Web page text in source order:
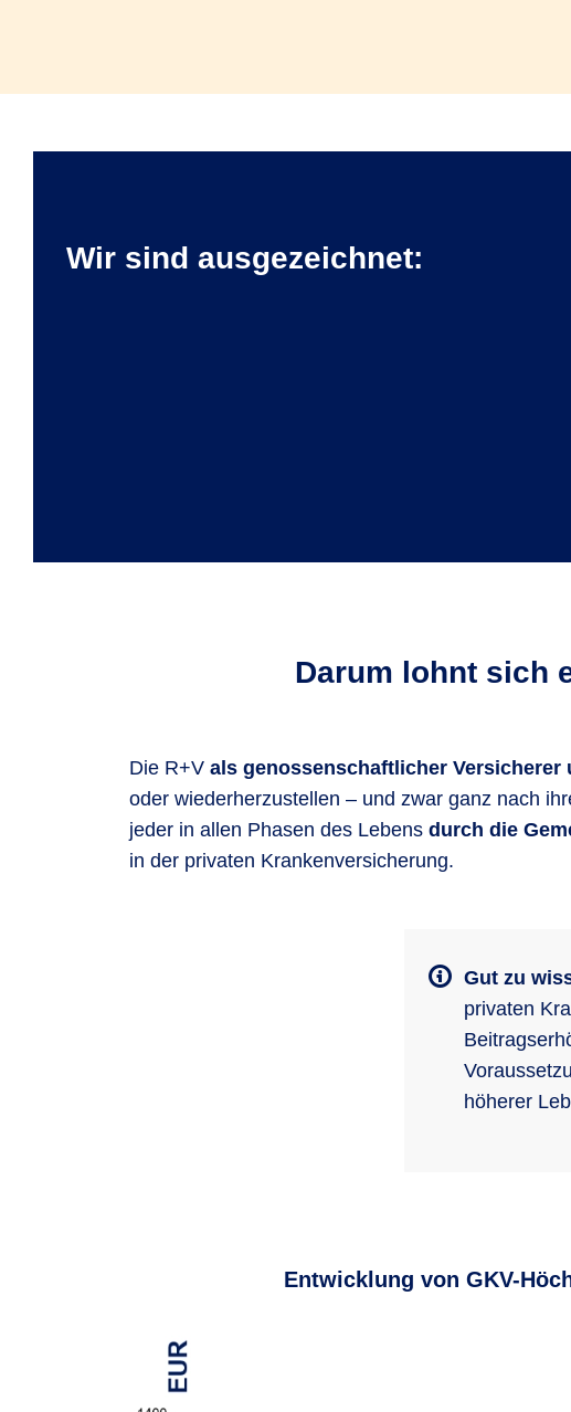
Wir sind ausgezeichnet:
Darum lohnt sich
Die R+Vals genossenschaftlicher Versicherer
oder wiederherzustellen – und zwar ganz nach
jeder in allen Phasen des Lebensdurch die
in der privaten Krankenversicherung.
Gut zu
privaten
höherer
Entwicklung von GKV-